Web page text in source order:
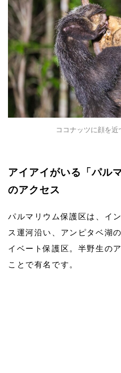
ココナッツに顔を近
アイアイがいる「パル
のアクセス
パルマリウム保護区は、イ
ス運河沿い、アンピタベ湖
イベート保護区。半野生の
ことで有名です。